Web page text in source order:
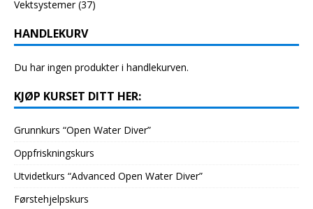
Vektsystemer (37)
HANDLEKURV
Du har ingen produkter i handlekurven.
KJØP KURSET DITT HER:
Grunnkurs “Open Water Diver”
Oppfriskningskurs
Utvidetkurs “Advanced Open Water Diver”
Førstehjelpskurs